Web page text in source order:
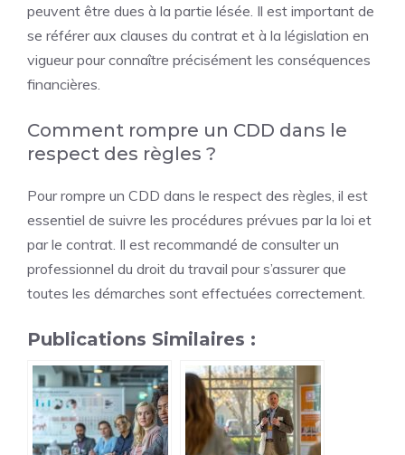
peuvent être dues à la partie lésée. Il est important de
se référer aux clauses du contrat et à la législation en
vigueur pour connaître précisément les conséquences
financières.
Comment rompre un CDD dans le
respect des règles ?
Pour rompre un CDD dans le respect des règles, il est
essentiel de suivre les procédures prévues par la loi et
par le contrat. Il est recommandé de consulter un
professionnel du droit du travail pour s’assurer que
toutes les démarches sont effectuées correctement.
Publications Similaires :